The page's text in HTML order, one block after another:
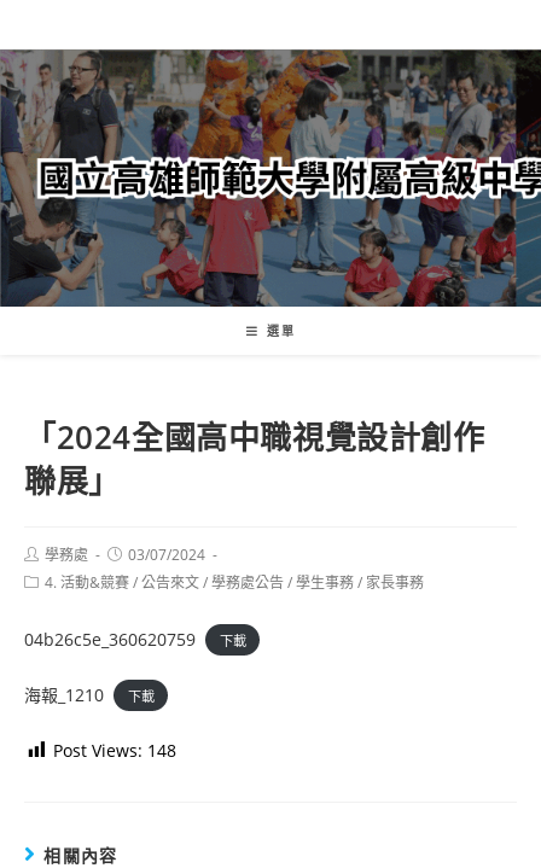
轉
至
主
內
容
選單
「2024全國高中職視覺設計創作
聯展」
Post
author:
學務處
Post
published:
03/07/2024
Post4. 活動&競賽/公告來文/學務處公告/學生事務/ 家長事務
04b26c5e_360620759 下載
海報_1210 下載
Post Views: 148
相關內容